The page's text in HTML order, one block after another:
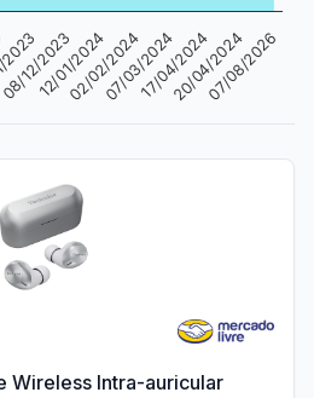
08/12/202312/01/2024
02/02/2024
07/03/202417/04/2024
20/04/2024
07/08/2026
Wireless Intra-auricular